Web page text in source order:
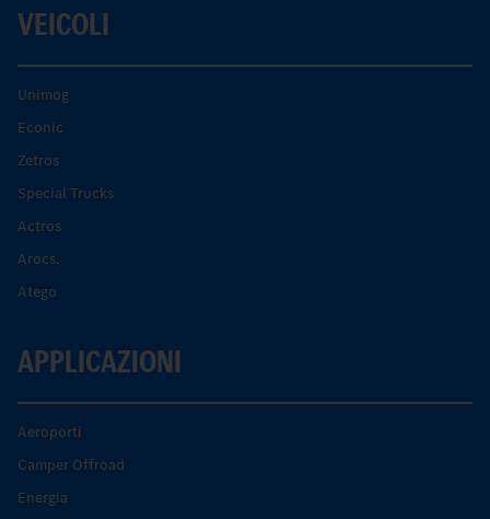
VEICOLI
Unimog
Econic
Zetros
Special Trucks
Actros
Arocs.
Atego
APPLICAZIONI
Aeroporti
Camper Offroad
Energia